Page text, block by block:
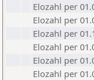
Elozahl per
Elozahl per
Elozahl per
Elozahl per
Elozahl per
Elozahl per